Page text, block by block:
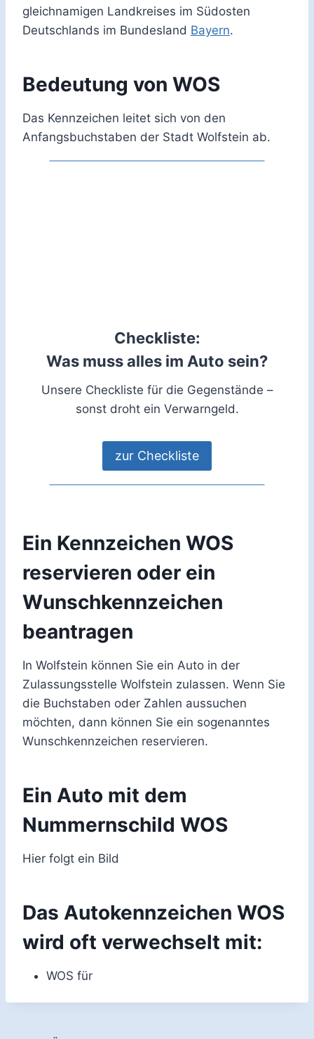
gleichnamigen Landkreises im Südosten
Deutschlands im Bundesland Bayern.
Bedeutung von WOS
Das Kennzeichen leitet sich von den
Anfangsbuchstaben der Stadt Wolfstein ab.
Checkliste:
Was muss alles im Auto sein?
Unsere Checkliste für die Gegenstände –
sonst droht ein Verwarngeld.
zur Checkliste
Ein Kennzeichen WOS
reservieren oder ein
Wunschkennzeichen
beantragen
In Wolfstein können Sie ein Auto in der
Zulassungsstelle Wolfstein zulassen. Wenn Sie
die Buchstaben oder Zahlen aussuchen
möchten, dann können Sie ein sogenanntes
Wunschkennzeichen reservieren.
Ein Auto mit dem
Nummernschild WOS
Hier folgt ein Bild
Das Autokennzeichen WOS
wird oft verwechselt mit:
WOS für